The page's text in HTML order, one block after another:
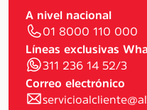
A nivel nacional
01 8000 110 000
Líneas exclusivas
311 236 14 52/3
Correo electrónico